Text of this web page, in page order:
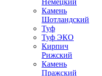
Немецкий
Камень
Шотландский
Туф
Туф ЭКО
Кирпич
Рижский
Камень
Пражский